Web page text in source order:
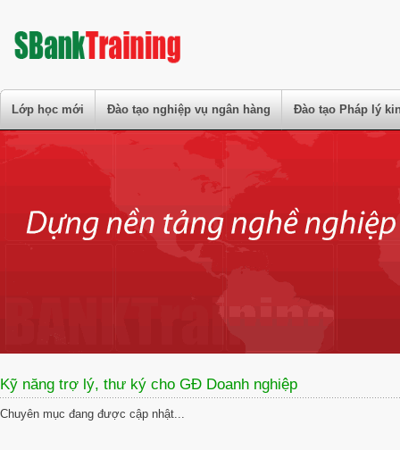
Lớp học mới Đào tạo nghiệp vụ ngân hàng Đào tạo Pháp lý
Kỹ năng trợ lý, thư ký cho GĐ Doanh nghiệp
Chuyên mục đang được cập nhật...